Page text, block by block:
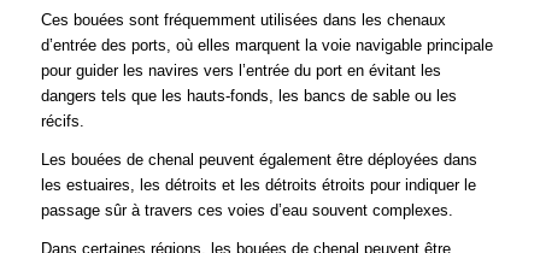
Ces bouées sont fréquemment utilisées dans les chenaux
d’entrée des ports, où elles marquent la voie navigable principale
pour guider les navires vers l’entrée du port en évitant les
dangers tels que les hauts-fonds, les bancs de sable ou les
récifs.
Les bouées de chenal peuvent également être déployées dans
les estuaires, les détroits et les détroits étroits pour indiquer le
passage sûr à travers ces voies d’eau souvent complexes.
Dans certaines régions, les bouées de chenal peuvent être